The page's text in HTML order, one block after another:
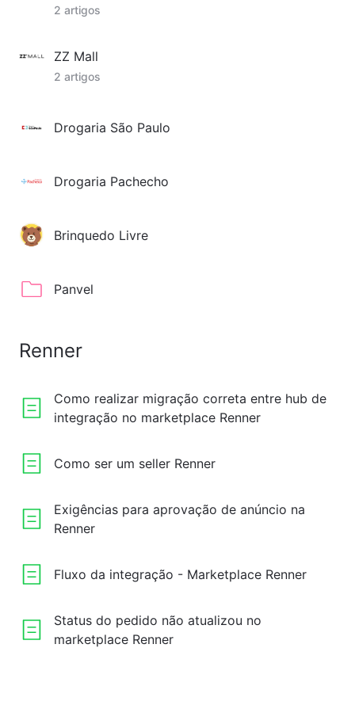
2 artigos
ZZ Mall
2 artigos
Drogaria São Paulo
Drogaria Pachecho
Brinquedo Livre
Panvel
Renner
Como realizar migração correta entre hub de
integração no marketplace Renner
Como ser um seller Renner
Exigências para aprovação de anúncio na
Renner
Fluxo da integração - Marketplace Renner
Status do pedido não atualizou no
marketplace Renner